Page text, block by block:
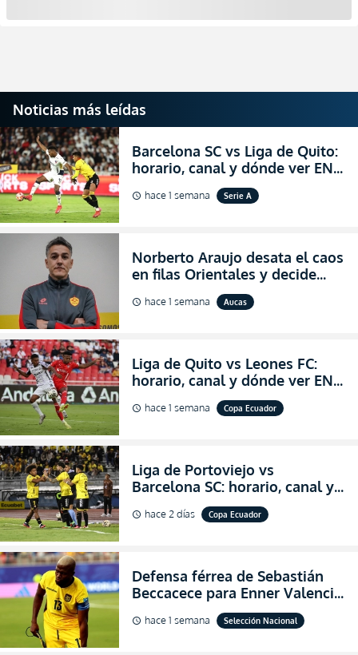
Noticias más leídas
Barcelona SC vs Liga de Quito:
horario, canal y dónde ver EN
VIVO la Fecha 22 de la LigaPro
2026
schedule hace 1 semana Serie A
Norberto Araujo desata el caos
en filas Orientales y decide
abandonar la dirección técnica
de Aucas
schedule hace 1 semana Aucas
Liga de Quito vs Leones FC:
horario, canal y dónde ver EN
VIVO los octavos de final de la
Copa Ecuador 2026
schedule hace 1 semana Copa Ecuador
Liga de Portoviejo vs
Barcelona SC: horario, canal y
dónde ver EN VIVO los octavos
de final de la Copa Ecuador
schedule hace 2 días Copa Ecuador
Defensa férrea de Sebastián
Beccacece para Enner Valencia
al indicar que era el hombre
indicado para Ecuador
schedule hace 1 semana Selección Nacional